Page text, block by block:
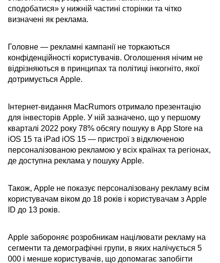
сподобатися» у нижній частині сторінки та чітко
визначені як реклама.
Головне — рекламні кампанії не торкаються
конфіденційності користувачів. Оголошення нічим не
відрізняються в принципах та політиці інкогніто, якої
дотримується Apple.
Інтернет-видання MacRumors отримало презентацію
для інвесторів Apple. У ній зазначено, що у першому
кварталі 2022 року 78% обсягу пошуку в App Store на
iOS 15 та iPad iOS 15 — пристрої з відключеною
персоналізованою рекламою у всіх країнах та регіонах,
де доступна реклама у пошуку Apple.
Також, Apple не показує персоналізовану рекламу всім
користувачам віком до 18 років і користувачам з Apple
ID до 13 років.
Apple забороняє розробникам націлювати рекламу на
сегменти та демографічні групи, в яких налічується 5
000 і менше користувачів, що допомагає запобігти